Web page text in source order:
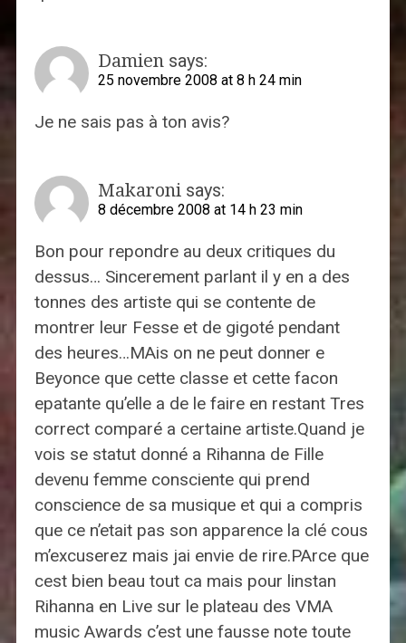
Damien says:
25 novembre 2008 at 8 h 24 min
Je ne sais pas à ton avis?
Makaroni says:
8 décembre 2008 at 14 h 23 min
Bon pour repondre au deux critiques du
dessus… Sincerement parlant il y en a des
tonnes des artiste qui se contente de
montrer leur Fesse et de gigoté pendant
des heures…MAis on ne peut donner e
Beyonce que cette classe et cette facon
epatante qu’elle a de le faire en restant Tres
correct comparé a certaine artiste.Quand je
vois se statut donné a Rihanna de Fille
devenu femme consciente qui prend
conscience de sa musique et qui a compris
que ce n’etait pas son apparence la clé cous
m’excuserez mais jai envie de rire.PArce que
cest bien beau tout ca mais pour linstan
Rihanna en Live sur le plateau des VMA
music Awards c’est une fausse note toute